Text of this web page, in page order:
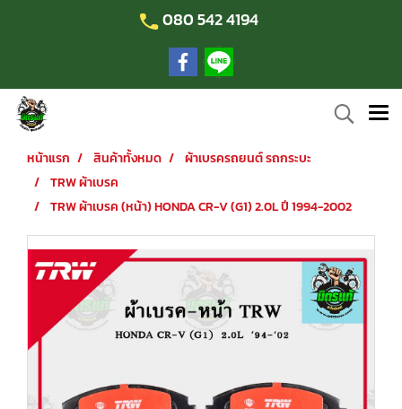
080 542 4194
หน้าแรก สินค้าทั้งหมด
ผ้าเบรครถยนต์ รถกระบะ
TRW ผ้าเบรค
TRW ผ้าเบรค (หน้า) HONDA CR-V (G1) 2.0L ปี 1994-2002